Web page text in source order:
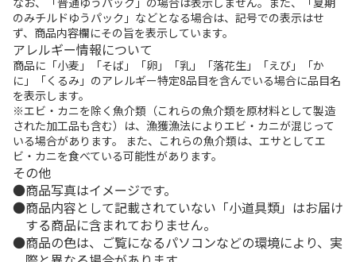
のみチルドゆうパック」などとなる場合は、記号での表示はせ
ず、商品内容欄にその旨を表示しています。
アレルギー情報について
商品に「小麦」「そば」「卵」「乳」「落花生」「えび」「か
に」「くるみ」のアレルギー特定8品目を含んでいる場合に品目名
を表示します。
※エビ・カニを除く魚介類（これらの魚介類を原材料として製造
された加工品も含む）は、漁獲漁法によりエビ・カニが混じって
いる場合があります。 また、これらの魚介類は、エサとしてエ
ビ・カニを食べている可能性があります。
その他
商品写真はイメージです。
商品内容として記載されていない「小道具類」はお届け
する商品に含まれておりません。
商品の色は、ご覧になるパソコンなどの環境により、実